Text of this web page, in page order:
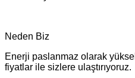
Neden Biz
Enerji paslanmaz olarak
fiyatlar ile sizlere ulaştırıyoruz.